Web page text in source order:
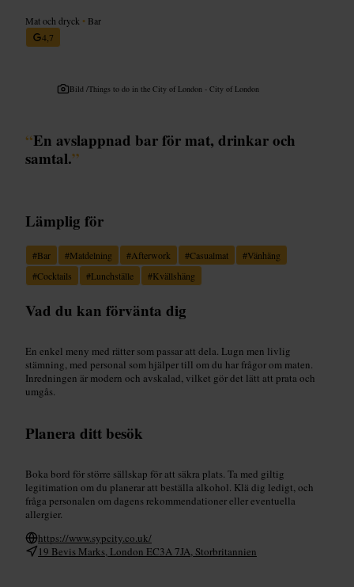
Mat och dryck • Bar
4,7
Bild /Things to do in the City of London - City of London
“En avslappnad bar för mat, drinkar och
samtal.”
Lämplig för
#Bar #Matdelning #Afterwork #Casualmat #Vänhäng
#Cocktails #Lunchställe #Kvällshäng
Vad du kan förvänta dig
En enkel meny med rätter som passar att dela. Lugn men livlig
stämning, med personal som hjälper till om du har frågor om maten.
Inredningen är modern och avskalad, vilket gör det lätt att prata och
umgås.
Planera ditt besök
Boka bord för större sällskap för att säkra plats. Ta med giltig
legitimation om du planerar att beställa alkohol. Klä dig ledigt, och
fråga personalen om dagens rekommendationer eller eventuella
allergier.
https://www.sypcity.co.uk/
19 Bevis Marks, London EC3A 7JA, Storbritannien